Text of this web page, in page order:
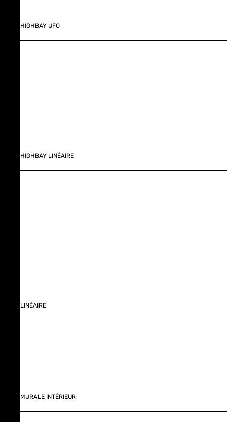
HIGHBAY UFO
HIGHBAY LINÉAIRE
LINÉAIRE
MURALE INTÉRIEUR